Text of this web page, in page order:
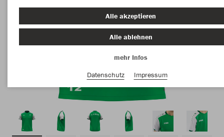
Alle akzeptieren
Alle ablehnen
mehr Infos
Datenschutz
Impressum